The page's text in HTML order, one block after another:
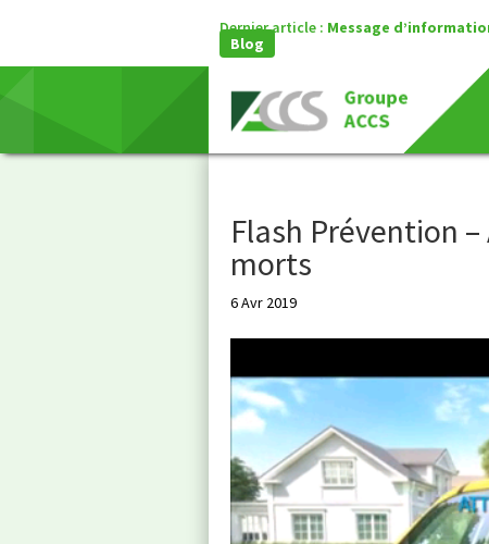
Dernier article : Message
Blog
Flash Prévention
morts
6 Avr 2019